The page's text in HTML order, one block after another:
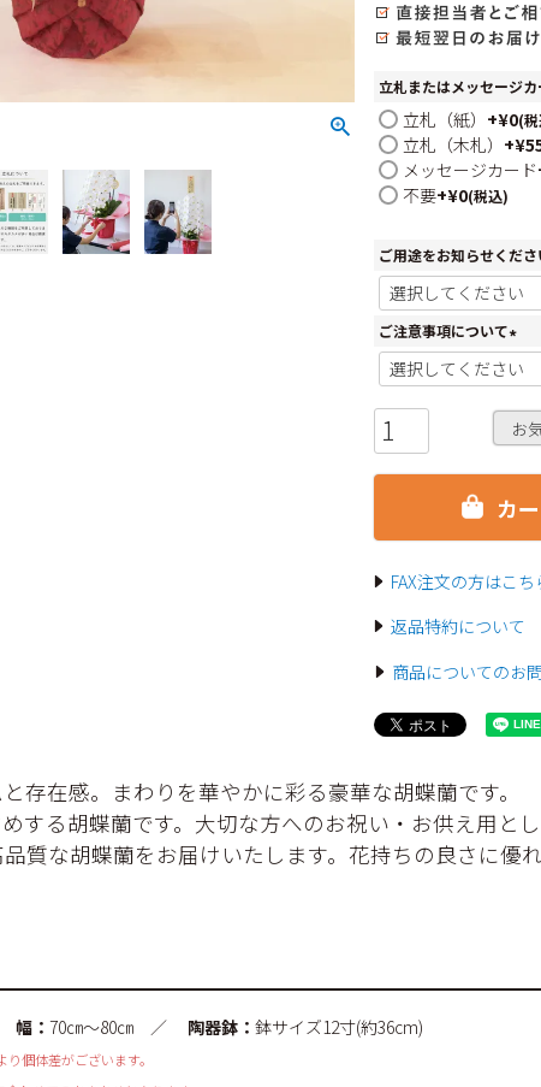
立札またはメッセージ
立札（紙） +¥0
立札（木札） +¥
メッセージカード
不要+¥0 税込
ご用途をお知らせくださ
ご注意事項について
(
必
)お
カ
FAX注文の方はこち
返品特約について
商品についてのお
存在感。まわりを華やかに彩る豪華な胡蝶蘭です。
する胡蝶蘭です。大切な方へのお祝い・お供え用と
質な胡蝶蘭をお届けいたします。花持ちの良さに優
幅： 70㎝～80㎝ ／ 陶器鉢： 鉢サイズ12寸(約36cm)
個体差がございます。